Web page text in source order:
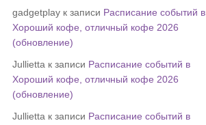
gadgetplay к записи Расписание событий в
Хороший кофе, отличный кофе 2026
(обновление)
Jullietta к записи Расписание событий в
Хороший кофе, отличный кофе 2026
(обновление)
Jullietta к записи Расписание событий в